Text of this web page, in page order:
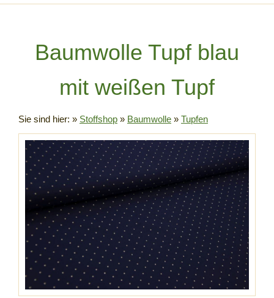
Baumwolle Tupf blau
mit weißen Tupf
Sie sind hier: » Stoffshop » Baumwolle » Tupfen